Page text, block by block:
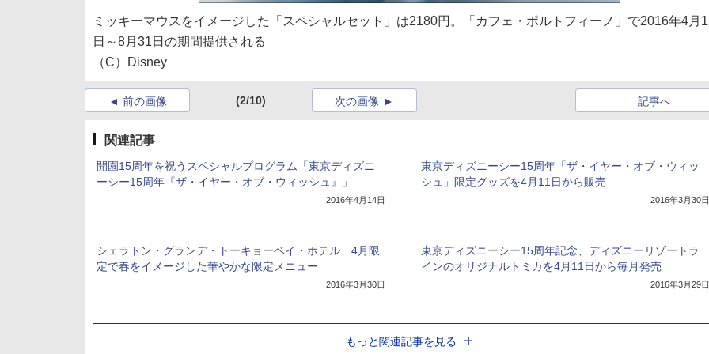
ミッキーマウスをイメージした「スペシャルセット」は2180円。「カフェ・ポルトフィーノ」で2016年4月
日～8月31日の期間提供される
（C）Disney
前の画像 (2/10) 記事へ
次の画像
関連記事
開園15周年を祝うスペシャルプログラム「東京ディズニ
ーシー15周年『ザ・イヤー・オブ・ウィッシュ』」
2016年4月14日
東京ディズニーシー15周年「ザ・イヤー・オブ・ウィッ
シュ」限定グッズを4月11日から販売
2016年3月30日
シェラトン・グランデ・トーキョーベイ・ホテル、4月限
定で春をイメージした華やかな限定メニュー
2016年3月30日
東京ディズニーシー15周年記念、ディズニーリゾートラ
インのオリジナルトミカを4月11日から毎月発売
2016年3月29日
もっと関連記事を見る